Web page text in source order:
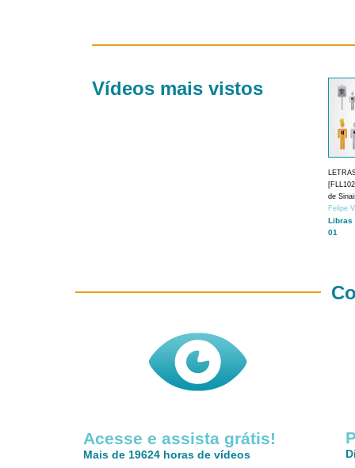
Vídeos mais vistos
de
Felipe
Libras
01
Acesse e assista grátis!
Mais de 19624 horas de vídeos